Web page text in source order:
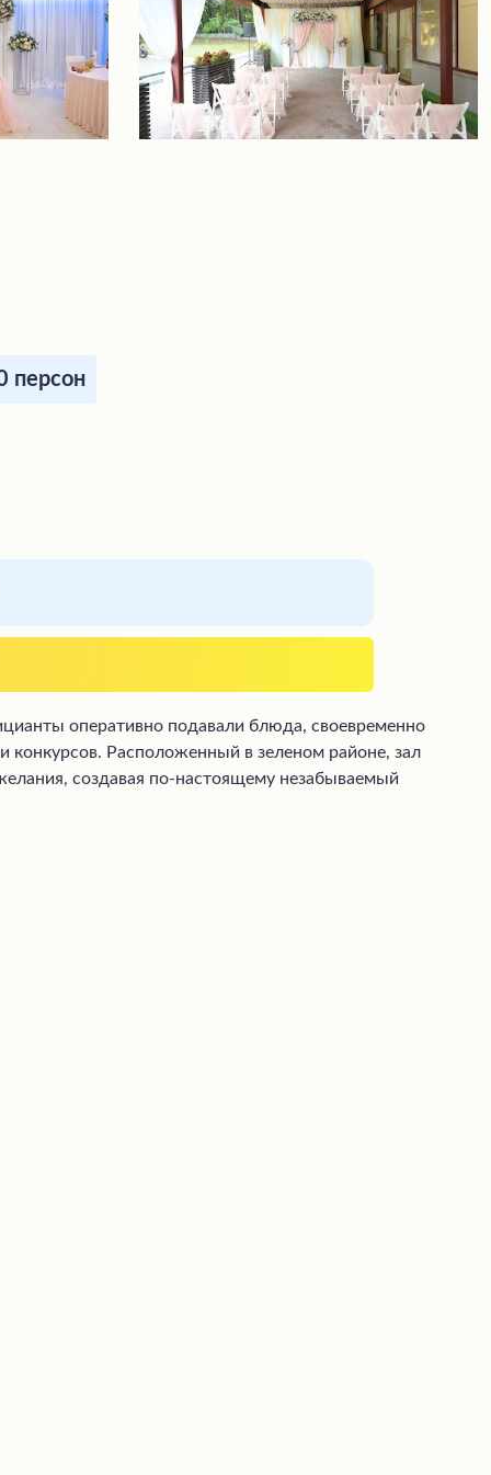
персон
оперативно подавали блюда, своевременно
конкурсов. Расположенный в зеленом районе, зал
создавая по-настоящему незабываемый